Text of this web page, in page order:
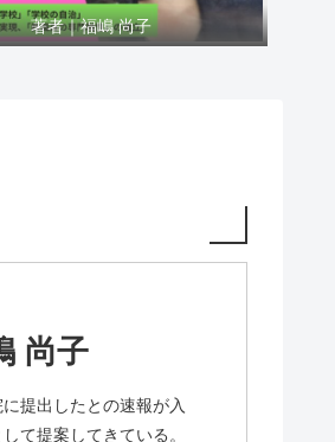
著者｜福嶋 尚子
尚子
提出したとの速報が入
て提案してきている。